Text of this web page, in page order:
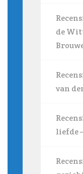
de
van
liefde